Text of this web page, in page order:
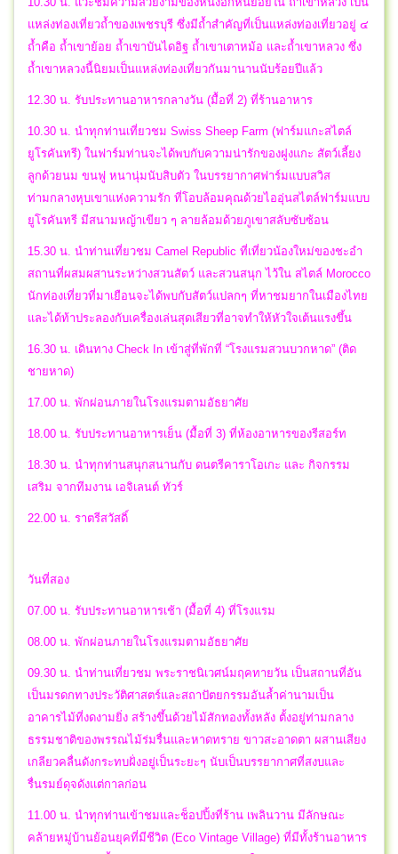
แหล่งท่องเที่ยวถ้ำของเพชรบุรี ซึ่งมีถ้ำสำคัญที่เป็นแหล่งท่องเที่ยวอยู่ ๔
ถ้ำคือ ถ้ำเขาย้อย ถ้ำเขาบันไดอิฐ ถ้ำเขาเตาหม้อ และถ้ำเขาหลวง ซึ่ง
ถ้ำเขาหลวงนี้นิยมเป็นแหล่งท่องเที่ยวกันมานานนับร้อยปีแล้ว
12.30 น. รับประทานอาหารกลางวัน (มื้อที่ 2) ที่ร้านอาหาร
10.30 น. นำทุกท่านเที่ยวชม Swiss Sheep Farm (ฟาร์มแกะสไตล์
ยูโรคันทรี) ในฟาร์มท่านจะได้พบกับความน่ารักของฝูงแกะ สัตว์เลี้ยง
ลูกด้วยนม ขนฟู หนานุ่มนับสิบตัว ในบรรยากาศฟาร์มแบบสวิส
ท่ามกลางหุบเขาแห่งความรัก ที่โอบล้อมคุณด้วยไออุ่นสไตล์ฟาร์มแบบ
ยูโรคันทรี มีสนามหญ้าเขียว ๆ ลายล้อมด้วยภูเขาสลับซับซ้อน
15.30 น. นำท่านเที่ยวชม Camel Republic ที่เที่ยวน้องใหม่ของชะอำ
สถานที่ผสมผสานระหว่างสวนสัตว์ และสวนสนุก ไว้ใน สไตล์ Morocco
นักท่องเที่ยวที่มาเยือนจะได้พบกับสัตว์แปลกๆ ที่หาชมยากในเมืองไทย
และได้ท้าประลองกับเครื่องเล่นสุดเสียวที่อาจทำให้หัวใจเต้นแรงขึ้น
16.30 น. เดินทาง Check In เข้าสู่ที่พักที่ “โรงแรมสวนบวกหาด” (ติด
ชายหาด)
17.00 น. พักผ่อนภายในโรงแรมตามอัธยาศัย
18.00 น. รับประทานอาหารเย็น (มื้อที่ 3) ที่ห้องอาหารของรีสอร์ท
18.30 น. นำทุกท่านสนุกสนานกับ ดนตรีคาราโอเกะ และ กิจกรรม
เสริม จากทีมงาน เอจิเลนต์ ทัวร์
22.00 น. ราตรีสวัสดิ์
วันที่สอง
07.00 น. รับประทานอาหารเช้า (มื้อที่ 4) ที่โรงแรม
08.00 น. พักผ่อนภายในโรงแรมตามอัธยาศัย
09.30 น. นำท่านเที่ยวชม พระราชนิเวศน์มฤคทายวัน เป็นสถานที่อัน
เป็นมรดกทางประวัติศาสตร์และสถาปัตยกรรมอันล้ำค่านามเป็น
อาคารไม้ที่งดงามยิ่ง สร้างขึ้นด้วยไม้สักทองทั้งหลัง ตั้งอยู่ท่ามกลาง
ธรรมชาติของพรรณไม้ร่มรื่นและหาดทราย ขาวสะอาดตา ผสานเสียง
เกลียวคลื่นดังกระทบฝั่งอยู่เป็นระยะๆ นับเป็นบรรยากาศที่สงบและ
รื่นรมย์ดุจดังแต่กาลก่อน
11.00 น. นำทุกท่านเข้าชมและช็อปปิ้งที่ร้าน เพลินวาน มีลักษณะ
คล้ายหมู่บ้านย้อนยุคที่มีชีวิต (Eco Vintage Village) ที่มีทั้งร้านอาหาร